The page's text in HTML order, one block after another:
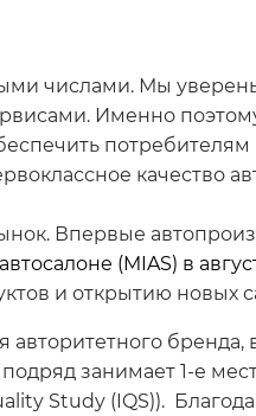
числами. Мы
Именно
качество
Впервые
(MIAS) в
и открытию новых
авторитетного
занимает 1-е
Study (IQS)).